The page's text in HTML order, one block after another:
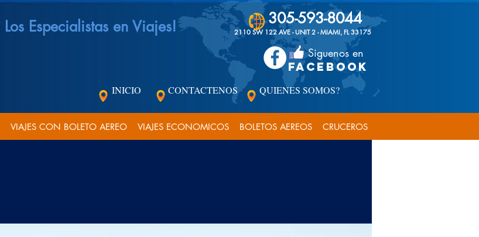
Los Especialistas en Viajes! 305-593-8044
2110 SW 122 AVE - UNIT 2 - MIAMI, FL 33175
INICIO CONTACTENOS QUIENES SOMOS?
Siguenos en
FACEBOOK
VIAJES CON BOLETO AEREO VIAJES ECONOMICOS BOLETOS AEREOS CRUCEROS